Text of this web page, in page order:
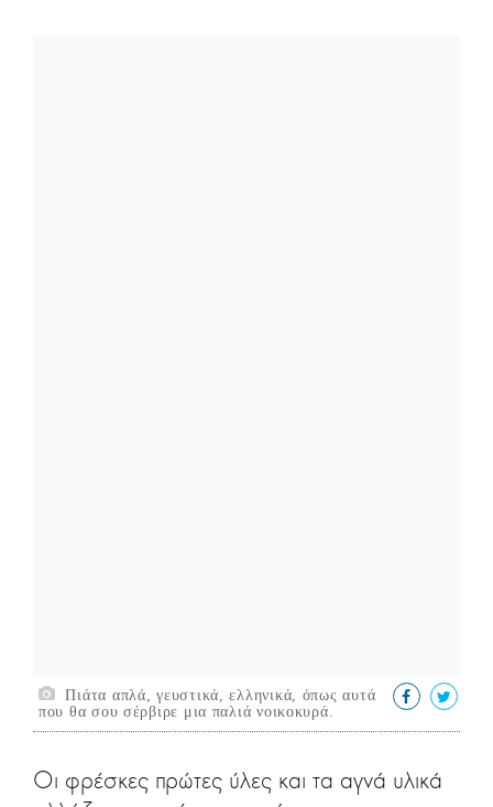
Πιάτα απλά, γευστικά, ελληνικά, όπως αυτά
που θα σου σέρβιρε μια παλιά νοικοκυρά.
Οι φρέσκες πρώτες ύλες και τα αγνά υλικά